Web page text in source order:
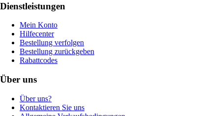
Dienstleistungen
Mein Konto
Hilfecenter
Bestellung verfolgen
Bestellung zurückgeben
Rabattcodes
Über uns
Über uns?
Kontaktieren Sie uns